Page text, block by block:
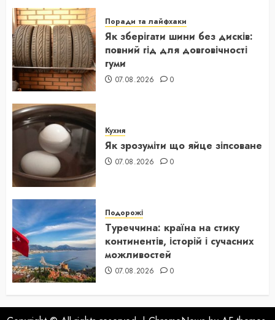
Поради та лайфхаки
Як зберігати шини без дисків:
повний гід для довговічності
гуми
07.08.2026 0
Кухня
Як зрозуміти що яйце зіпсоване
07.08.2026 0
Подорожі
Туреччина: країна на стику
континентів, історій і сучасних
можливостей
07.08.2026 0